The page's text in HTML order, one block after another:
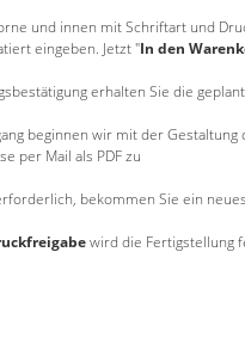
und innen mit Schriftart und
eingeben. Jetzt "In den
erhalten Sie die
beginnen wir mit der Gestaltung
per Mail als PDF zu
bekommen Sie ein
wird die Fertigstellung